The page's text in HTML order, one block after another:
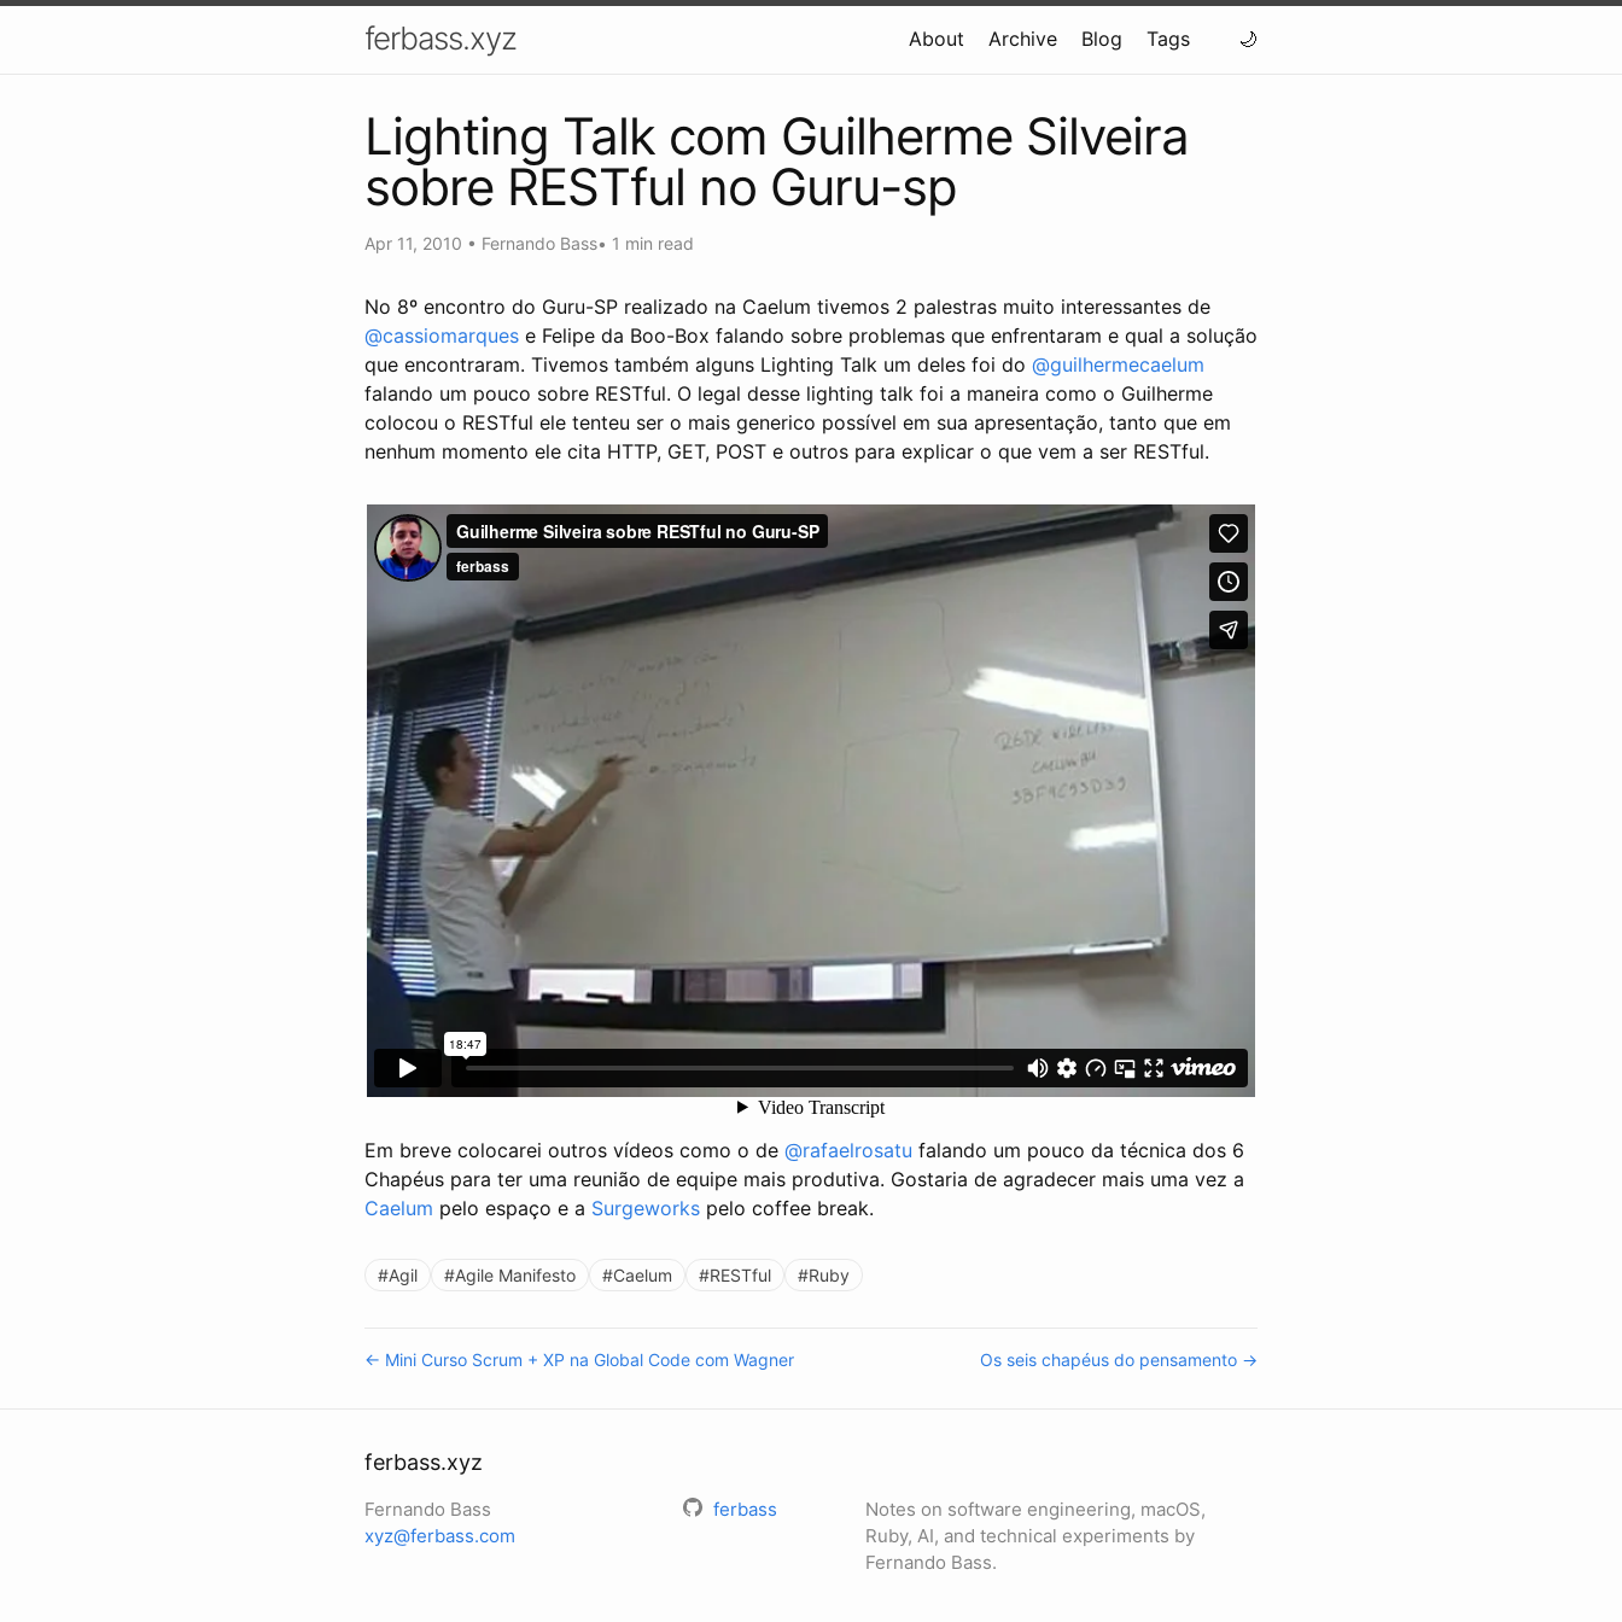
ferbass.xyz About Archive Blog Tags
Lighting Talk com Guilherme Silveira
sobre RESTful no Guru-sp
Apr 11, 2010 • Fernando Bass• 1 min read
No 8º encontro do Guru-SP realizado na Caelum tivemos 2 palestras muito interessantes de
@cassiomarques e Felipe da Boo-Box falando sobre problemas que enfrentaram e qual a solução
que encontraram. Tivemos também alguns Lighting Talk um deles foi do @guilhermecaelum
falando um pouco sobre RESTful. O legal desse lighting talk foi a maneira como o Guilherme
colocou o RESTful ele tenteu ser o mais generico possível em sua apresentação, tanto que em
nenhum momento ele cita HTTP, GET, POST e outros para explicar o que vem a ser RESTful.
Em breve colocarei outros vídeos como o de @rafaelrosatu falando um pouco da técnica dos 6
Chapéus para ter uma reunião de equipe mais produtiva. Gostaria de agradecer mais uma vez a
Caelum pelo espaço e a Surgeworks pelo coffee break.
#Agil #Agile Manifesto #Caelum #RESTful #Ruby
← Mini Curso Scrum + XP na Global Code com Wagner Os seis chapéus do pensamento →
ferbass.xyz
Fernando Bass
xyz@ferbass.com
ferbass
Notes on software engineering, macOS,
Ruby, AI, and technical experiments by
Fernando Bass.